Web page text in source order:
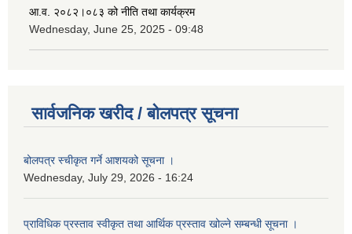
आ.व. २०८२।०८३ को नीति तथा कार्यक्रम
Wednesday, June 25, 2025 - 09:48
सार्वजनिक खरीद / बोलपत्र सूचना
बोलपत्र स्चीकृत गर्ने आशयको सूचना ।
Wednesday, July 29, 2026 - 16:24
प्राविधिक प्रस्ताव स्वीकृत तथा आर्थिक प्रस्ताव खोल्ने सम्बन्धी सूचना ।